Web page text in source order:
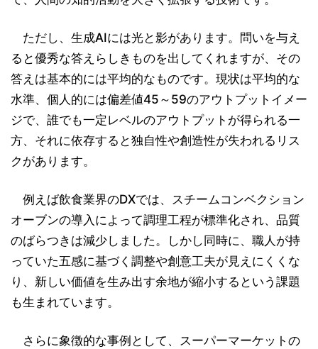
ただし、生成AIには光と影があります。問いを与え
ると優秀な答えらしきものを出してくれますが、その
答えは基本的には平均的なものです。現状は平均的な
水準、個人的には偏差値45～59のアウトプットイメー
ジで、誰でも一定レベルのアウトプットが得られる一
方、それに依存すると独自性や創造性が失われるリス
クがあります。
例えば飲食業界のDXでは、スチームコンベクション
オーブンの導入によって調理工程が標準化され、品質
のばらつきは減少しました。しかし同時に、職人が持
っていた五感に基づく調整や創意工夫が見えにくくな
り、新しい価値を生み出す余地が縮小するという課題
も生まれています。
さらに象徴的な事例として、スーパーマーケットの